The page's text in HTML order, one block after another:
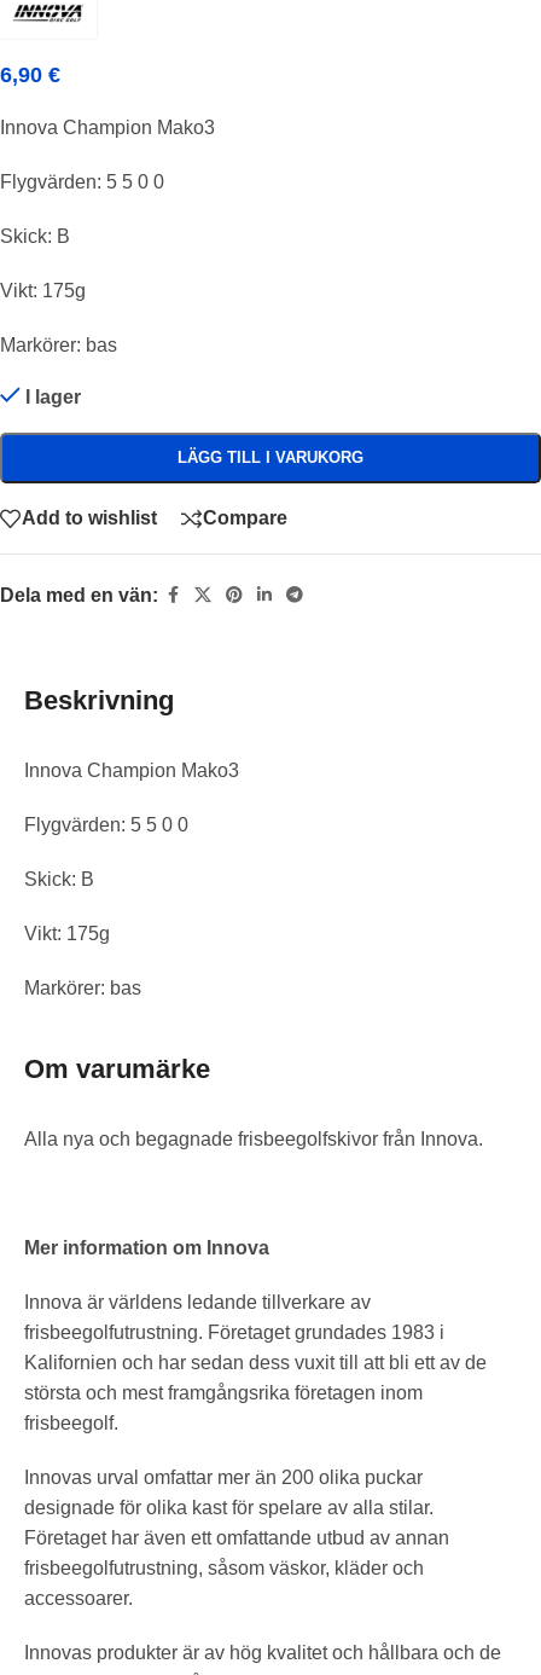
6,90 €
Innova Champion Mako3
Flygvärden: 5 5 0 0
Skick: B
Vikt: 175g
Markörer: bas
I lager
LÄGG TILL I VARUKORG
Add to wishlist Compare
Dela med en vän:
Beskrivning
Innova Champion Mako3
Flygvärden: 5 5 0 0
Skick: B
Vikt: 175g
Markörer: bas
Om varumärke
Alla nya och begagnade frisbeegolfskivor från Innova.
Mer information om Innova
Innova är världens ledande tillverkare av
frisbeegolfutrustning. Företaget grundades 1983 i
Kalifornien och har sedan dess vuxit till att bli ett av de
största och mest framgångsrika företagen inom
frisbeegolf.
Innovas urval omfattar mer än 200 olika puckar
designade för olika kast för spelare av alla stilar.
Företaget har även ett omfattande utbud av annan
frisbeegolfutrustning, såsom väskor, kläder och
accessoarer.
Innovas produkter är av hög kvalitet och hållbara och de